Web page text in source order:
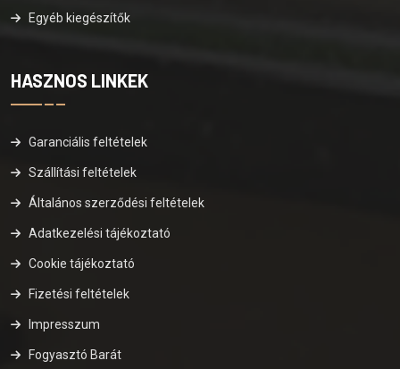
Egyéb kiegészítők
HASZNOS LINKEK
Garanciális feltételek
Szállítási feltételek
Általános szerződési feltételek
Adatkezelési tájékoztató
Cookie tájékoztató
Fizetési feltételek
Impresszum
Fogyasztó Barát